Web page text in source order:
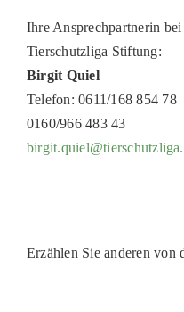
Ihre Ansprechpartnerin bei
Tierschutzliga Stiftung:
Birgit Quiel
Telefon: 0611/168 854 78
0160/966 483 43
Erzählen Sie anderen von